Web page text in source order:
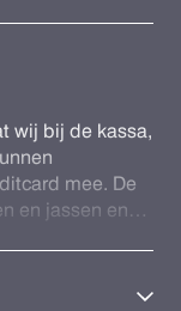
wij bij de kassa,
mee. De
en jassen en